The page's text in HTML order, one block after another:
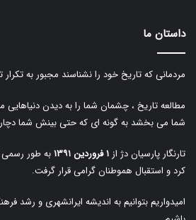
داستان ما
مردمانی که تاریخ خود را نشناسند مجبور به
مطالعه تاریخ ، چشمان شما را به دیدن دنیاهایی
شما می بخشد به گونه ای که حتی بینش شما
تارنگار پارسیان دژ از ۱ فروردین ۱۳۹۱
به طور رسمی
کرد و استقبال هموطنان گرامی قرار گرفت.
امیدواریم بتوانیم به اندیشه ایرانشهری و رشد